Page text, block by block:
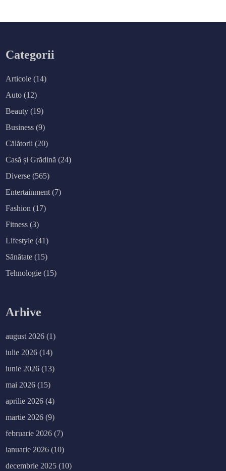
ț
e
c
o
u
f
r
m
d
m
k
t
n
g
m
n
Categorii
Articole (14)
Auto (12)
Beauty (19)
Business (9)
Călătorii (20)
Casă și Grădină (24)
Diverse (565)
Entertainment (7)
Fashion (17)
Fitness (3)
Lifestyle (41)
Sănătate (15)
Tehnologie (15)
Arhive
august 2026 (1)
iulie 2026 (14)
iunie 2026 (13)
mai 2026 (15)
aprilie 2026 (4)
martie 2026 (9)
februarie 2026 (7)
ianuarie 2026 (10)
decembrie 2025 (10)